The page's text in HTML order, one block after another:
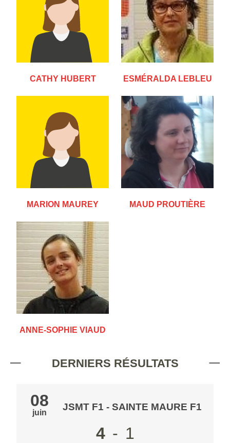
CATHY HUBERT ESMÉRALDA LEBLEU
MARION MAUREY MAUD PROUTIÈRE
ANNE-SOPHIE VIAUD
DERNIERS RÉSULTATS
08
juin
JSMT F1 - SAINTE MAURE F1
4 - 1